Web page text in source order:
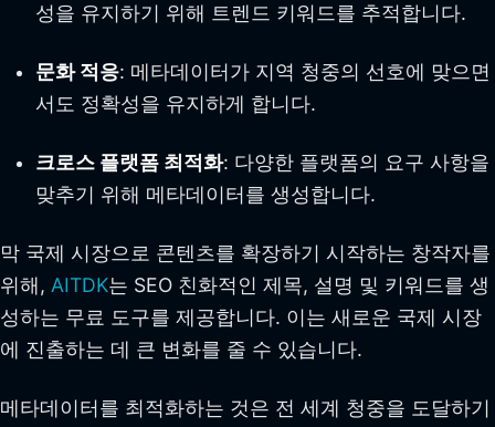
성을 유지하기 위해 트렌드 키워드를 추적합니다.
문화 적응: 메타데이터가 지역 청중의 선호에 맞으면
서도 정확성을 유지하게 합니다.
크로스 플랫폼 최적화: 다양한 플랫폼의 요구 사항을
맞추기 위해 메타데이터를 생성합니다.
막 국제 시장으로 콘텐츠를 확장하기 시작하는 창작자를
위해, AITDK는 SEO 친화적인 제목, 설명 및 키워드를 생
성하는 무료 도구를 제공합니다. 이는 새로운 국제 시장
에 진출하는 데 큰 변화를 줄 수 있습니다.
메타데이터를 최적화하는 것은 전 세계 청중을 도달하기